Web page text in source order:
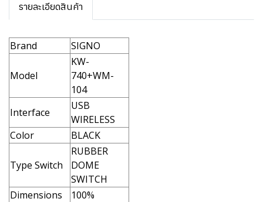
รายละเอียดสินค้า
Brand SIGNO
Model
KW-
740+WM-
104
Interface
USB
WIRELESS
Color
BLACK
Type Switch
RUBBER
DOME
SWITCH
Dimensions
100%